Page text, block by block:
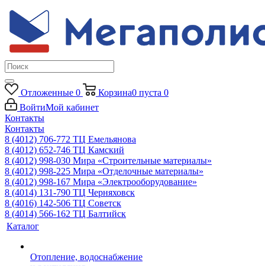
Отложенные 0 Корзина0 пуста 0
ВойтиМой кабинет
Контакты
Контакты
8 (4012) 706-772 ТЦ Емельянова
8 (4012) 652-746 ТЦ Камский
8 (4012) 998-030 Мира «Строительные материалы»
8 (4012) 998-225 Мира «Отделочные материалы»
8 (4012) 998-167 Мира «Электрооборудование»
8 (4014) 131-790 ТЦ Черняховск
8 (4016) 142-506 ТЦ Советск
8 (4014) 566-162 ТЦ Балтийск
Каталог
Отопление, водоснабжение